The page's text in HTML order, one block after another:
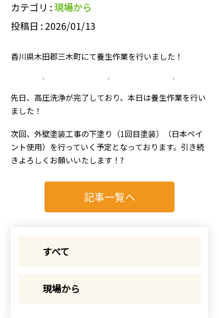
カテゴリ :現場から
投稿日 : 2026/01/13
香川県木田郡三木町にて養生作業を行いました！
先日、高圧洗浄が完了しており、本日は養生作業を行い
ました！
次回、外壁塗装工事の下塗り（1回目塗装）（日本ペイ
ント使用）を行っていく予定となっております。引き続
きよろしくお願いいたします！?
記事一覧へ
すべて
現場から